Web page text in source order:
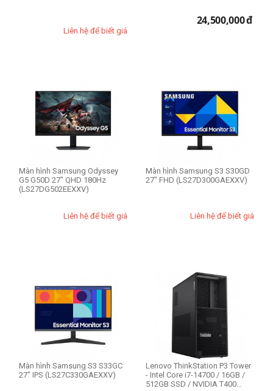
Liên hệ để biết giá
24,500,000đ
Màn hình Samsung Odyssey
G5 G50D 27" QHD 180Hz
(LS27DG502EEXXV)
Liên hệ để biết giá
Màn hình Samsung S3 S30GD
27" FHD (LS27D300GAEXXV)
Liên hệ để biết giá
Màn hình Samsung S3 S33GC
27" IPS (LS27C330GAEXXV)
Lenovo ThinkStation P3 Tower
- Intel Core i7-14700 / 16GB /
512GB SSD / NVIDIA T400